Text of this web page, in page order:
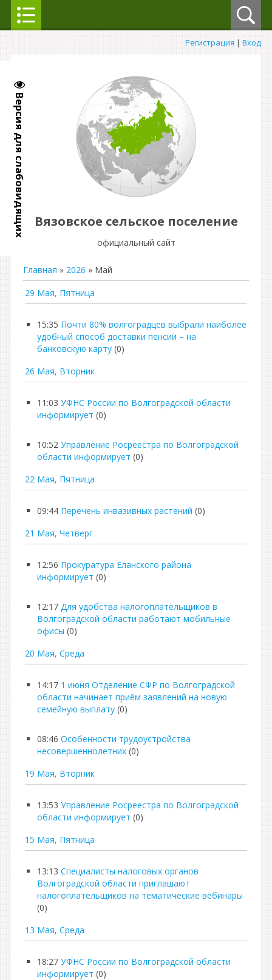
Версия для слабовидящих
Регистрация | Вход
Вязовское сельское поселение
официальный сайт
Главная » 2026 » Май
29 Мая, Пятница
15:35 Почти 80% волгоградцев выбрали наиболее
удобный способ доставки пенсии – на
банковскую карту (0)
26 Мая, Вторник
11:03 УФНС России по Волгоградской области
информирует (0)
10:52 Управление Росреестра по Волгоградской
области информирует (0)
22 Мая, Пятница
09:44 Перечень инвазивных растений (0)
21 Мая, Четверг
12:56 Прокуратура Еланского района
информирует (0)
12:17 Для удобства налогоплательщиков в
Волгоградской области работают мобильные
офисы (0)
20 Мая, Среда
14:17 1 июня Отделение СФР по Волгоградской
области начинает приём заявлений на новую
семейную выплату (0)
08:46 Особенности трудоустройства
несовершеннолетних (0)
19 Мая, Вторник
13:53 Управление Росреестра по Волгоградской
области информирует (0)
15 Мая, Пятница
13:13 Специалисты налоговых органов
Волгоградской области приглашают
налогоплательщиков на тематические вебинары
(0)
13 Мая, Среда
18:27 УФНС России по Волгоградской области
информирует (0)